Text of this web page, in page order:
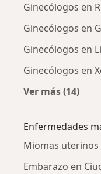
Ginecólogos en
Ginecólogos en
Ginecólogos en
Ginecólogos en
Ver más (14)
Enfermedades
Miomas uterinos
Embarazo en